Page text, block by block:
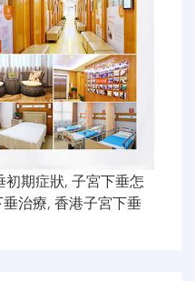
初期症狀, 子宮下垂怎
治療, 香港子宮下垂